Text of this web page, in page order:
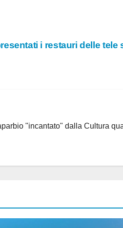
i restauri delle tele
"incantato" dalla Cultura